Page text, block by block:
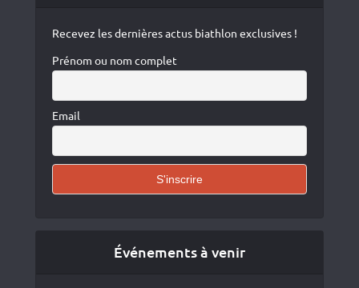
Recevez les dernières actus biathlon exclusives !
Prénom ou nom complet
Email
Événements à venir